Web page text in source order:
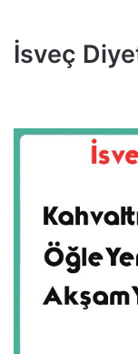
İsveç